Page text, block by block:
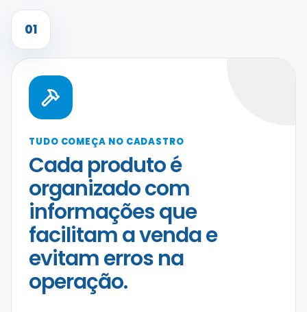
01
TUDO COMEÇA NO CADASTRO
Cada produto é
organizado com
informações que
facilitam a venda e
evitam erros na
operação.